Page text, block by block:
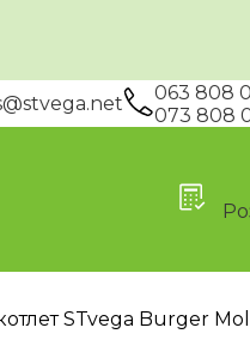
063 808
073 808
STvega Burger